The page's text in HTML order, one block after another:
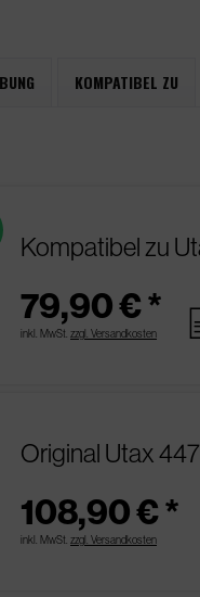
KOMPATIBEL ZU
Kompatibel zu
79,90 € *
inkl. MwSt. zzgl. Versandkosten
Original Utax
108,90 € *
inkl. MwSt. zzgl. Versandkosten